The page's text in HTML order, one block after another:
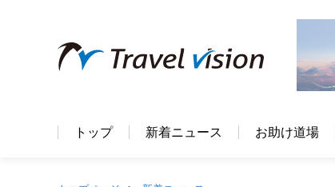
トップ 新着ニュース お助け道場